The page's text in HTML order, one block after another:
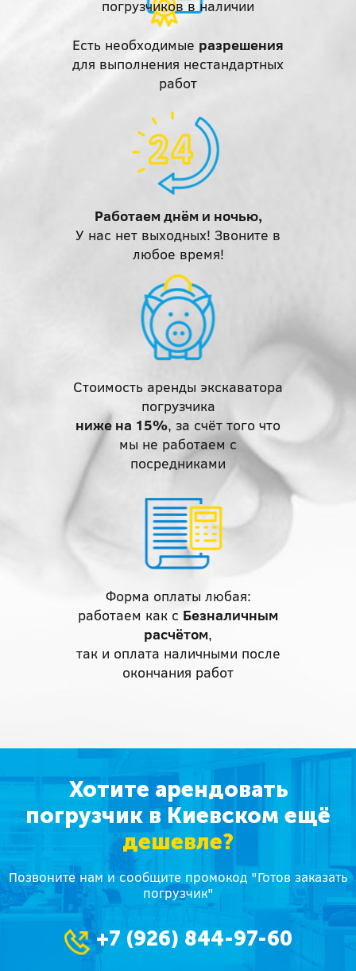
Есть необходимые разрешения
для выполнения нестандартных
работ
Работаем днём и ночью,
У нас нет выходных! Звоните в
любое время!
погрузчиков в наличии
Стоимость аренды экскаватора
погрузчика
ниже на 15%, за счёт того что
мы не работаем с
посредниками
Форма оплаты любая:
работаем как с Безналичным
расчётом,
так и оплата наличными после
окончания работ
Хотите арендовать
погрузчик в Киевском ещё
дешевле?
Позвоните нам и сообщите промокод "Готов заказать
погрузчик"
+7 (926) 844-97-60